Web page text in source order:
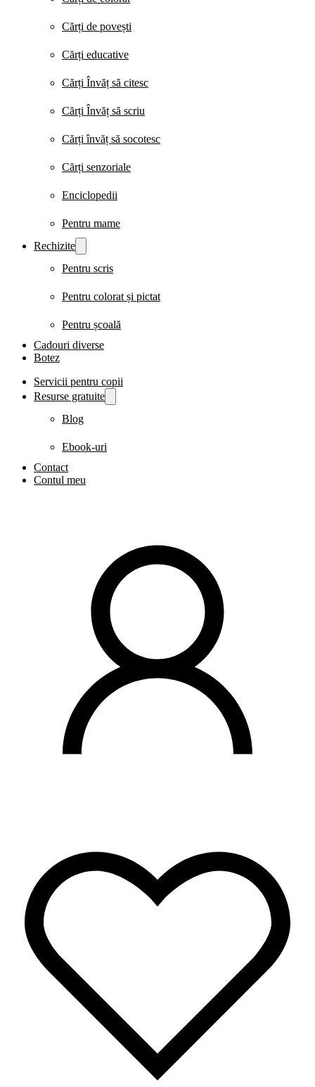
Cărți de povești
Cărți educative
Cărți Învăț să citesc
Cărți Învăț să scriu
Cărți învăț să socotesc
Cărți senzoriale
Enciclopedii
Pentru mame
Rechizite
Pentru scris
Pentru colorat și pictat
Pentru școală
Cadouri diverse
Botez
Servicii pentru copii
Resurse gratuite
Blog
Ebook-uri
Contact
Contul meu